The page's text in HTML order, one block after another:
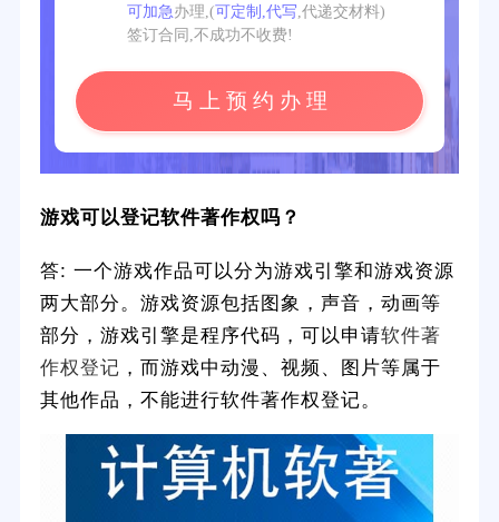
可加急办理,(可定制,代写 ,代递交材料)
签订合同,不成功不收费!
马 上 预 约 办 理
游戏可以登记软件著作权吗？
答: 一个游戏作品可以分为游戏引擎和游戏资源
两大部分。游戏资源包括图象，声音，动画等
部分，游戏引擎是程序代码，可以申请软件著
作权登记 ，而游戏中动漫、视频、图片等属于
其他作品，不能进行软件著作权登记。